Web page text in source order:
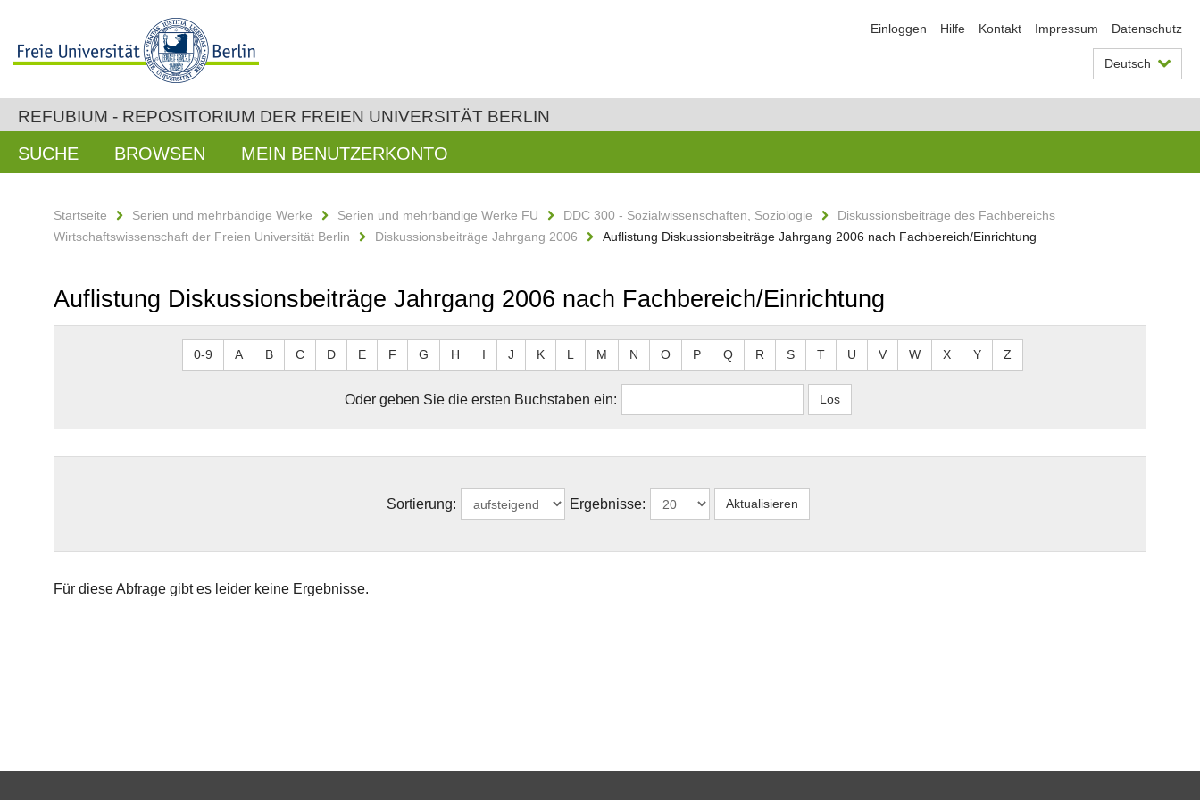
Einloggen Hilfe Kontakt Impressum Datenschutz
Deutsch
REFUBIUM - REPOSITORIUM DER FREIEN UNIVERSITÄT BERLIN
SUCHE BROWSEN MEIN BENUTZERKONTO
Startseite Serien und mehrbändige Werke Serien und mehrbändige Werke FU DDC 300 - Sozialwissenschaften, Soziologie
Diskussionsbeiträge des Fachbereichs
Wirtschaftswissenschaft der Freien Universität Berlin
Diskussionsbeiträge Jahrgang 2006 Auflistung Diskussionsbeiträge Jahrgang 2006 nach Fachbereich/Einrichtung
Auflistung Diskussionsbeiträge Jahrgang 2006 nach Fachbereich/Einrichtung
0-9 A B C D E F G H I J K L M N O P Q R S T U V W X Y Z
Oder geben Sie die ersten Buchstaben ein:
Sortierung: Ergebnisse:
Für diese Abfrage gibt es leider keine Ergebnisse.